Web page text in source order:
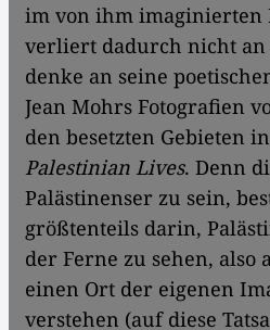
im von ihm imaginierten
verliert dadurch nicht
denke an seine
Jean Mohrs Fotografien
den besetzten Gebieten in
Palestinian Lives. Denn
Palästinenser zu sein,
größtenteils darin,
der Ferne zu sehen, also
einen Ort der eigenen
verstehen (auf diese